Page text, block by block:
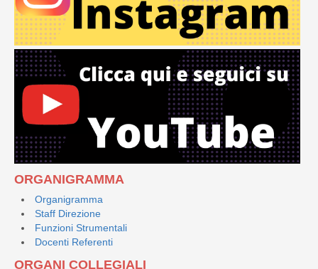
ORGANIGRAMMA
Organigramma
Staff Direzione
Funzioni Strumentali
Docenti Referenti
ORGANI COLLEGIALI